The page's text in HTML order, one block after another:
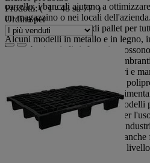
carrello, i bancali aiutano a
un magazzino o nei locali
offre un'ampia gamma di pallet per
Alcuni modelli in metallo e in legno,
hanno basi e piedi rinforzati e
sostenere carichi pesanti e
modelli, invece, sono più leggeri e
Sono disponibili anche pallet in
pallet in plastica adatti all'uso
riciclati e impilabili sono tra i modelli
dalle aziende e sono ideali sia per
per l'esportazione. I pallet per
farmaceutica e alimentare sono
pulire e mantengono un elevato
Prodotti:( 1 - 48 su 77 )
Ordina per